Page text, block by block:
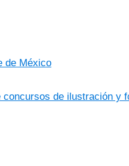
de México
concursos de ilustración y